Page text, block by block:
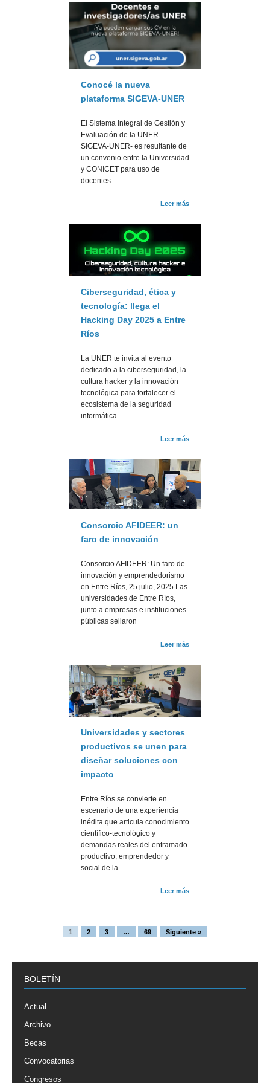
Conocé la nueva
plataforma SIGEVA-UNER
El Sistema Integral de Gestión y
Evaluación de la UNER -
SIGEVA-UNER- es resultante de
un convenio entre la Universidad
y CONICET para uso de
docentes
Leer más
Ciberseguridad, ética y
tecnología: llega el
Hacking Day 2025 a Entre
Ríos
La UNER te invita al evento
dedicado a la ciberseguridad, la
cultura hacker y la innovación
tecnológica para fortalecer el
ecosistema de la seguridad
informática
Leer más
Consorcio AFIDEER: un
faro de innovación
Consorcio AFIDEER: Un faro de
innovación y emprendedorismo
en Entre Ríos, 25 julio, 2025 Las
universidades de Entre Ríos,
junto a empresas e instituciones
públicas sellaron
Leer más
Universidades y sectores
productivos se unen para
diseñar soluciones con
impacto
Entre Ríos se convierte en
escenario de una experiencia
inédita que articula conocimiento
científico-tecnológico y
demandas reales del entramado
productivo, emprendedor y
social de la
Leer más
1 2 3 … 69 Siguiente »
BOLETÍN
Actual
Archivo
Becas
Convocatorias
Congresos